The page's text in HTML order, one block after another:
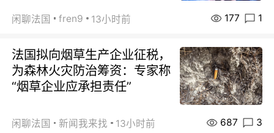
闲聊法国 fren9 13小时前 177 1
法国拟向烟草生产企业征税，
为森林火灾防治筹资：专家称
“烟草企业应承担责任”
闲聊法国 新闻我来找 13小时前 687 3